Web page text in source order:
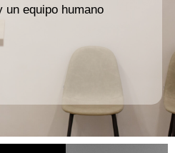
un equipo humano